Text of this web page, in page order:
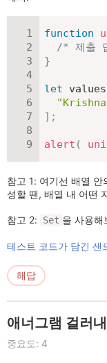
function
/* 제출
}
let values
] ;
alert (
참고 1: 여기선 배열
성할 땐, 배열 내 어떤
참고 2: Set 을 사용해
테스트 코드가 담긴 샌
해답
애너그램 걸러
중요도: 4